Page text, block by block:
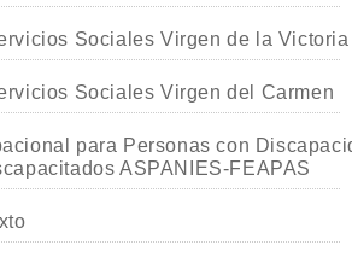
Sociales Virgen de la Victoria
Sociales Virgen del Carmen
para Personas con
ASPANIES-FEAPAS